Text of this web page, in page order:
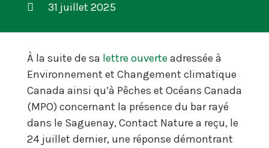
31 juillet 2025
À la suite de sa lettre ouverte adressée à
Environnement et Changement climatique
Canada ainsi qu’à Pêches et Océans Canada
(MPO) concernant la présence du bar rayé
dans le Saguenay, Contact Nature a reçu, le
24 juillet dernier, une réponse démontrant